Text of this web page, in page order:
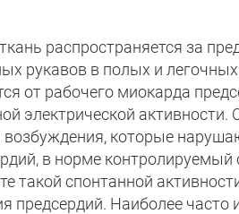
распространяется за
рукавов в полых и
от рабочего миокарда
электрической активности.
возбуждения, которые
в норме
такой спонтанной
предсердий. Наиболее часто